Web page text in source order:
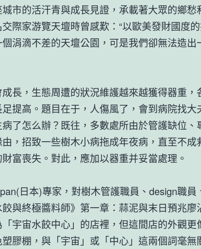
市的活汗青與成長見證，承載著大眾的鄉愁
際家游覽天壇時曾感歎：“以歐美發財國度
涓滴不差的天壇公園，可是我們卻無法造出
長，生態周遭的狀況維護越來越獲得器重，
提高。題目在于，人傷風了，會到病院找大
了怎么辦？既往，多數處所由於管護缺位、
，招致一些樹木小病拖成年夜病，直至不成
富喪失。對此，應加以器重并妥當處理。
日本)專家，對樹木管護職員、design職員
與終極醬料師》第一章：蒜泥與末日預兆廖
宇宙水餃中心」的店裡，但這間店的外觀更
膠棚，與「宇宙」或「中心」這兩個詞毫無